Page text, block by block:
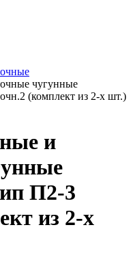
чугунные
(комплект из 2-х шт.)
и
П2-3
из 2-х